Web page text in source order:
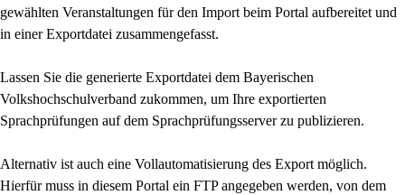
gewählten Veranstaltungen für den Import beim Portal aufbereitet und
in einer Exportdatei zusammengefasst.
Lassen Sie die generierte Exportdatei dem Bayerischen
Volkshochschulverband zukommen, um Ihre exportierten
Sprachprüfungen auf dem Sprachprüfungsserver zu publizieren.
Alternativ ist auch eine Vollautomatisierung des Export möglich.
Hierfür muss in diesem Portal ein FTP angegeben werden, von dem